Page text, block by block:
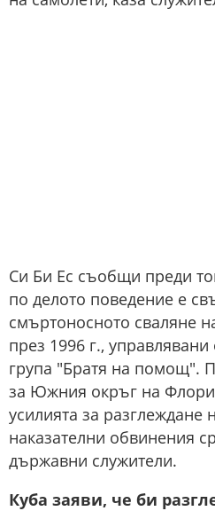
Си Би Ес съобщи преди
по делото поведение е
смъртоносното сваляне
през 1996 г.,
група "Братя на помощ".
за Южния окръг на
усилията за разглеждане
наказателни обвинения
държавни служители.
Куба заяви, че би